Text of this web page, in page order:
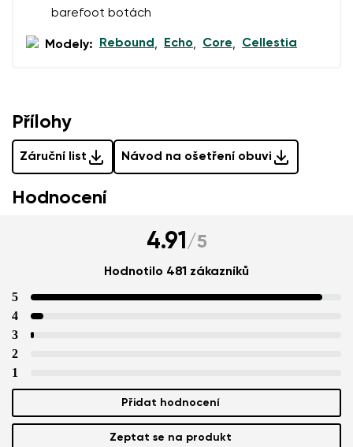
barefoot botách
Modely: Rebound, Echo, Core, Cellestia
Přílohy
Záruční list Návod na ošetření obuvi
Hodnocení
4.91/5
Hodnotilo 481 zákazníků
5
4
3
2
1
Přidat hodnocení
Zeptat se na produkt